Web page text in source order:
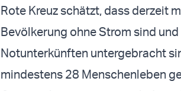
Rote Kreuz schätzt, dass derzeit
Bevölkerung ohne Strom sind
Notunterkünften untergebracht
mindestens 28 Menschenleben